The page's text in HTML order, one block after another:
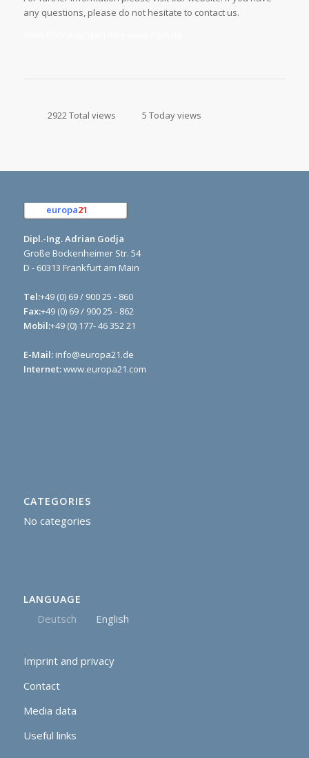
any questions, please do not hesitate to contact us.
2922 Total views 5 Today views
europa21
Dipl.-Ing. Adrian Godja
Große Bockenheimer Str. 54
D - 60313 Frankfurt am Main
Tel:+49 (0) 69 / 900 25 - 860
Fax:+49 (0) 69 / 900 25 - 862
Mobil:+49 (0) 177- 46 352 21
E-Mail: info@europa21.de
Internet:www.europa21.com
CATEGORIES
No categories
LANGUAGE
Deutsch English
Imprint and privacy
Contact
Media data
Useful links